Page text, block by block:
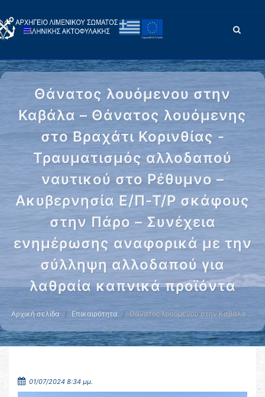
Θάνατος λουόμενου στην
Καβάλα – Θάνατος λουόμενης
στο Βραχάτι Κορινθίας -
Τραυματισμός αλλοδαπού
ναυτικού στο Ρέθυμνο –
Ακυβερνησία Ε/Π-Τ/Ρ σκάφους
στην Πάρο – Συνέχεια
ενημέρωσης αναφορικά με την
σύλληψη αλλοδαπού για
λαθραία καπνικά προϊόντα
Αρχική σελίδα Επικαιρότητα Θάνατος λουόμενου στην Καβάλα …
01/07/2024 8:34 μμ.